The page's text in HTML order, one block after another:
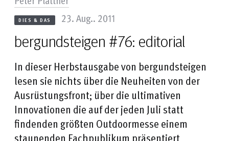
bergundsteigen #76: editorial
DIES & DAS 23. Aug.. 2011
In dieser Herbstausgabe von bergundsteigen
lesen sie nichts über die Neuheiten von der
Ausrüstungsfront; über die ultimativen
Innovationen die auf der jeden Juli statt
findenden größten Outdoormesse einem
staunenden Fachpublikum präsentiert